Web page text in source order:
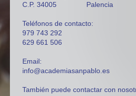
C.P. 34005 Palencia
Teléfonos de contacto:
979 743 292
629 661 506
Email:
info@academiasanpablo.es
También puede contactar con